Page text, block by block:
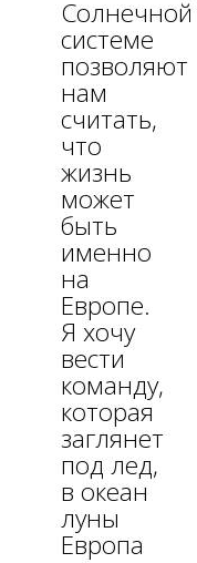
Солнечной
системе
позволяют
нам
считать,
что
жизнь
может
быть
именно
на
Европе.
Я хочу
вести
команду,
которая
заглянет
под лед,
в океан
луны
Европа